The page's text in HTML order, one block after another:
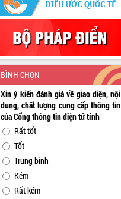
BÌNH CHỌN
Xin ý kiến đánh giá về giao diện, nội
dung, chất lượng cung cấp thông tin
của Cổng thông tin điện tử tỉnh
Rất tốt
Tốt
Trung bình
Kém
Rất kém